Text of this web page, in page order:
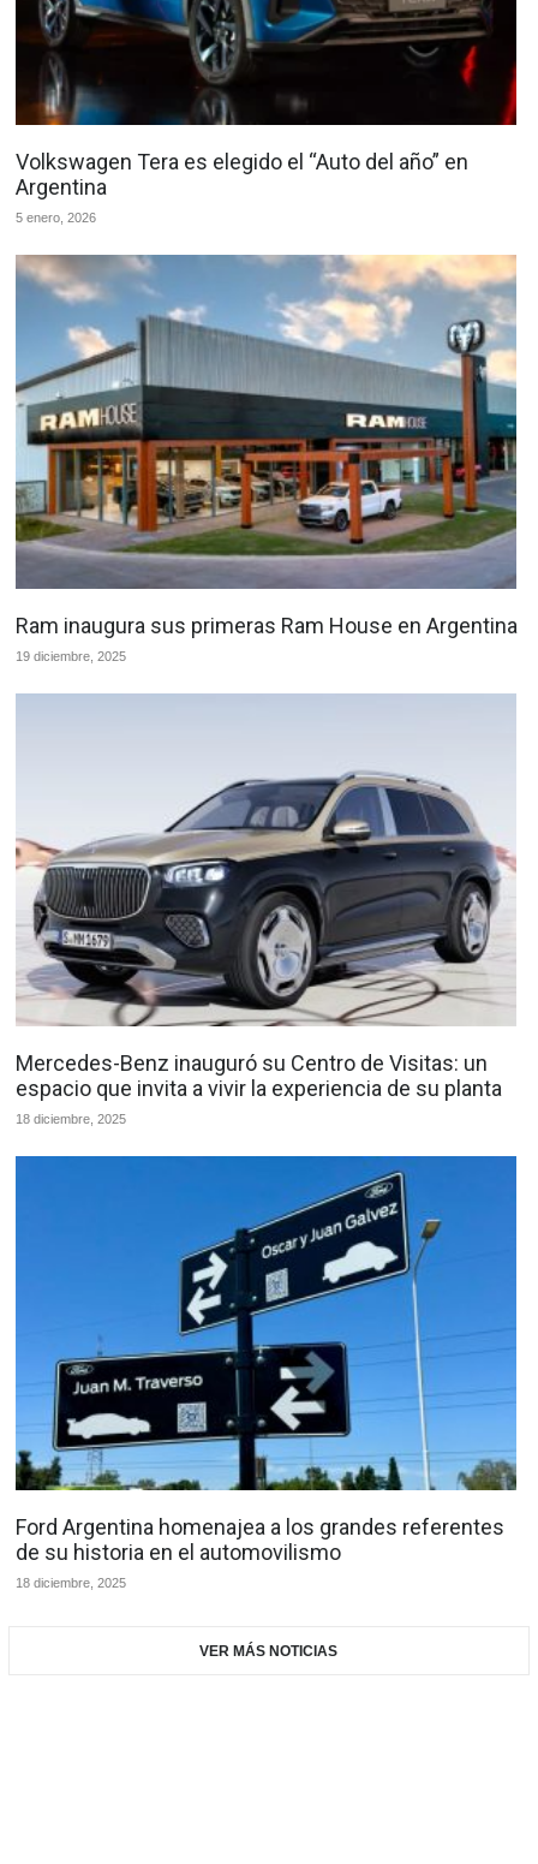
Volkswagen Tera es elegido el “Auto del año” en
Argentina
5 enero, 2026
Ram inaugura sus primeras Ram House en Argentina
19 diciembre, 2025
Mercedes-Benz inauguró su Centro de Visitas: un
espacio que invita a vivir la experiencia de su planta
18 diciembre, 2025
Ford Argentina homenajea a los grandes referentes
de su historia en el automovilismo
18 diciembre, 2025
VER MÁS NOTICIAS